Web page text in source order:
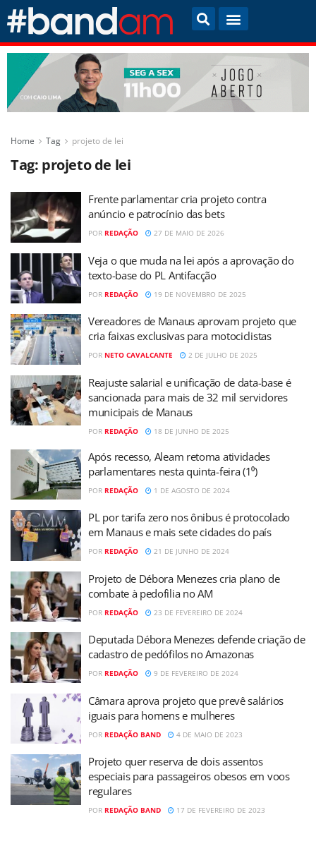
Home Tag projeto de lei
Tag: projeto de lei
Frente parlamentar cria projeto contra
anúncio e patrocínio das bets
POR REDAÇÃO 27 DE MAIO DE 2026
Veja o que muda na lei após a aprovação do
texto-base do PL Antifacção
POR REDAÇÃO 19 DE NOVEMBRO DE 2025
Vereadores de Manaus aprovam projeto que
cria faixas exclusivas para motociclistas
POR NETO CAVALCANTE 2 DE JULHO DE 2025
Reajuste salarial e unificação de data-base é
sancionada para mais de 32 mil servidores
municipais de Manaus
POR REDAÇÃO 18 DE JUNHO DE 2025
Após recesso, Aleam retoma atividades
parlamentares nesta quinta-feira (1⁰)
POR REDAÇÃO 1 DE AGOSTO DE 2024
PL por tarifa zero nos ônibus é protocolado
em Manaus e mais sete cidades do país
POR REDAÇÃO 21 DE JUNHO DE 2024
Projeto de Débora Menezes cria plano de
combate à pedofilia no AM
POR REDAÇÃO 23 DE FEVEREIRO DE 2024
Deputada Débora Menezes defende criação de
cadastro de pedófilos no Amazonas
POR REDAÇÃO 9 DE FEVEREIRO DE 2024
Câmara aprova projeto que prevê salários
iguais para homens e mulheres
POR REDAÇÃO BAND 4 DE MAIO DE 2023
Projeto quer reserva de dois assentos
especiais para passageiros obesos em voos
regulares
POR REDAÇÃO BAND 17 DE FEVEREIRO DE 2023